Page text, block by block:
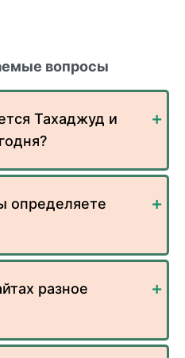
вопросы
Тахаджуд и
определяете
разное